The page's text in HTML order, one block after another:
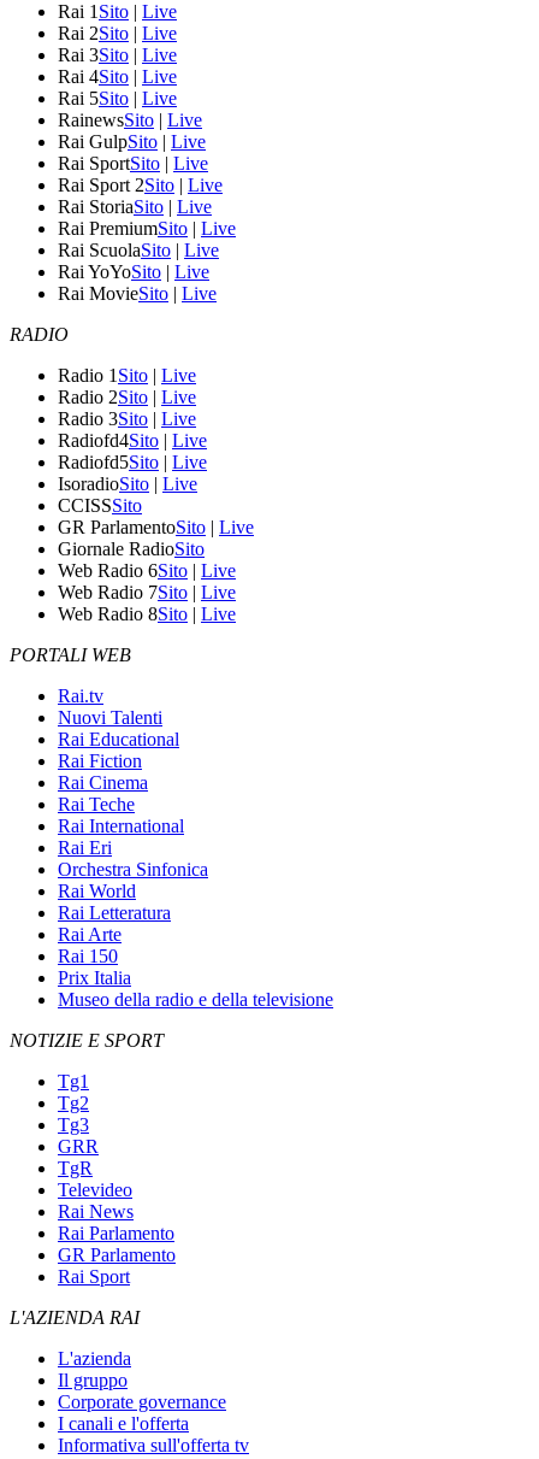
Rai 1 Sito | Live
Rai 2Sito | Live
Rai 3Sito | Live
Rai 4Sito | Live
Rai 5Sito | Live
RainewsSito | Live
Rai GulpSito | Live
Rai SportSito | Live
Rai Sport 2Sito | Live
Rai StoriaSito | Live
Rai PremiumSito | Live
Rai ScuolaSito | Live
Rai YoYoSito | Live
Rai MovieSito | Live
RADIO
Radio 1 Sito | Live
Radio 2Sito | Live
Radio 3Sito | Live
Radiofd4Sito | Live
Radiofd5Sito | Live
IsoradioSito | Live
CCISSSito
GR ParlamentoSito | Live
Giornale RadioSito
Web Radio 6Sito | Live
Web Radio 7Sito | Live
Web Radio 8Sito | Live
PORTALI WEB
Rai.tv
Nuovi Talenti
Rai Educational
Rai Fiction
Rai Cinema
Rai Teche
Rai International
Rai Eri
Orchestra Sinfonica
Rai World
Rai Letteratura
Rai Arte
Rai 150
Prix Italia
Museo della radio e della televisione
NOTIZIE E SPORT
Tg1
Tg2
Tg3
GRR
TgR
Televideo
Rai News
Rai Parlamento
GR Parlamento
Rai Sport
L'AZIENDA RAI
L'azienda
Il gruppo
Corporate governance
I canali e l'offerta
Informativa sull'offerta tv